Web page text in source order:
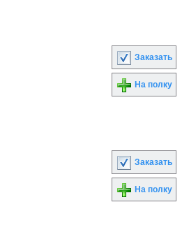
Заказать
На полку
Заказать
На полку